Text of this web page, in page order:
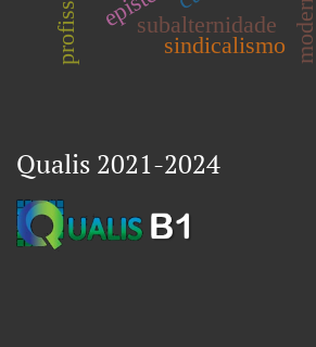
subalternidade
sindicalismo
Qualis 2021-2024